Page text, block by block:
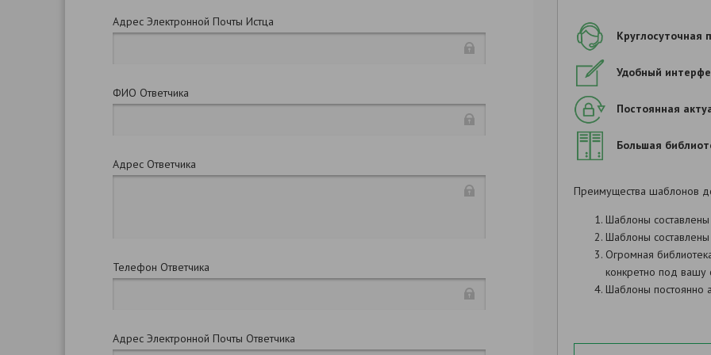
Адрес Электронной Почты Истца
ФИО Ответчика
Адрес Ответчика
Телефон Ответчика
Адрес Электронной Почты Ответчика
Круглосуточная
Удобный
Постоянная
Большая
Преимущества шаблонов
Шаблоны
Шаблоны
Огромная
конкретно под вашу
Шаблоны постоянно